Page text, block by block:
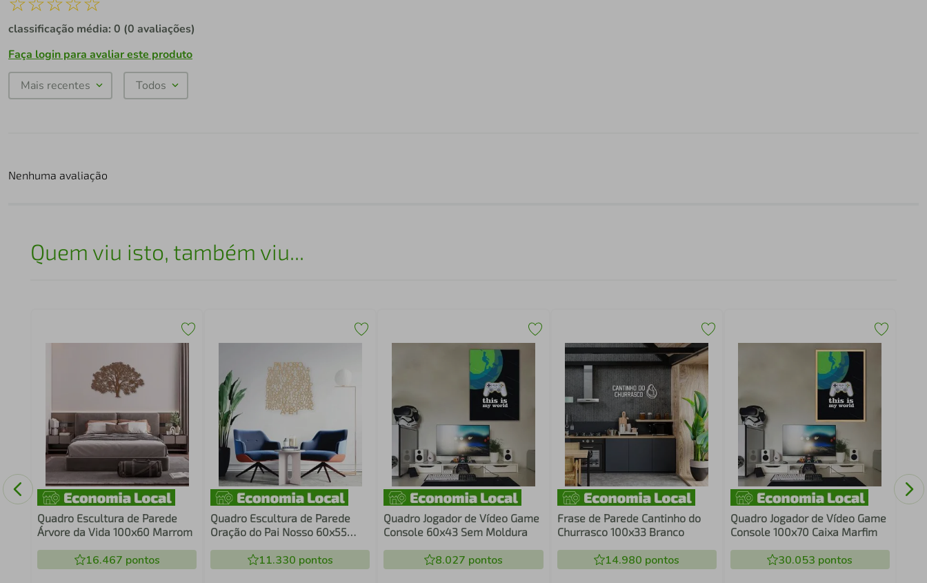
classificação média: 0 (0 avaliações)
Faça login para avaliar este produto
Mais recentes Todos
Nenhuma avaliação
Quem viu isto, também viu...
Quadro Escultura de Parede
Árvore da Vida 100x60 Marrom
16.467 pontos
Quadro Escultura de Parede
Oração do Pai Nosso 60x55
11.330 pontos
Quadro Jogador de Vídeo Game
Console 60x43 Sem Moldura
8.027 pontos
Frase de Parede Cantinho do
Churrasco 100x33 Branco
14.980 pontos
Quadro Jogador de Vídeo Game
Console 100x70 Caixa Marfim
30.053 pontos